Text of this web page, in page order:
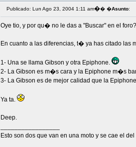
Publicado: Lun Ago 23, 2004 1:11 am�� �Asunto:
Oye tio, y por qu� no le das a "Buscar" en el
En cuanto a las diferencias, t� ya has citado las
1- Una se llama Gibson y otra Epiphone.
2- La Gibson es m�s cara y la Epiphone m�s
3- La Gibson es de mejor calidad que la
Ya ta.
Deep.
Esto son dos que van en una moto y se cae el